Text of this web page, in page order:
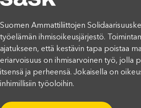
Suomen Ammattiliittojen
työelämän ihmisoikeusjärjestö.
ajatukseen, että kestävin tapa poistaa
eriarvoisuus on ihmisarvoinen työ, jolla
itsensä ja perheensä. Jokaisella on
inhimillisiin työoloihin.